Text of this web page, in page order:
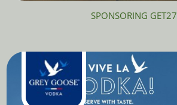
SPONSORING GET27